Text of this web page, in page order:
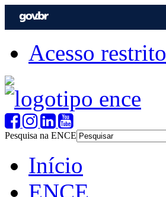
Acesso restrito
Pesquisa na ENCE
Início
ENCE